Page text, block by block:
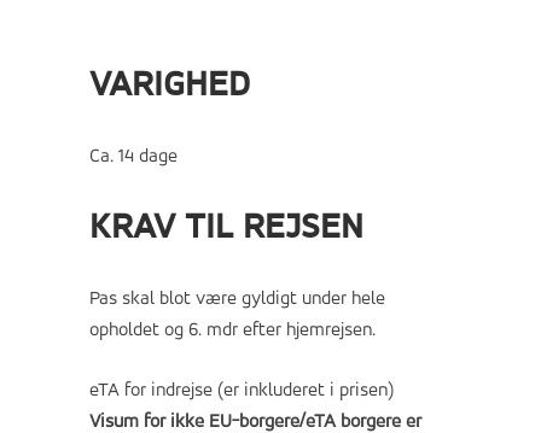
VARIGHED
Ca. 14 dage
KRAV TIL REJSEN
Pas skal blot være gyldigt under hele
opholdet og 6. mdr efter hjemrejsen.
eTA for indrejse (er inkluderet i prisen)
Visum for ikke EU-borgere/eTA borgere er